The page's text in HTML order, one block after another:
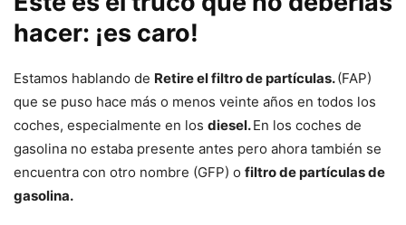
hacer: ¡es caro!
Estamos hablando de Retire el filtro de partículas.(FAP)
que se puso hace más o menos veinte años en todos los
coches, especialmente en los diesel.En los coches de
gasolina no estaba presente antes pero ahora también se
encuentra con otro nombre (GFP) o filtro de partículas de
gasolina.